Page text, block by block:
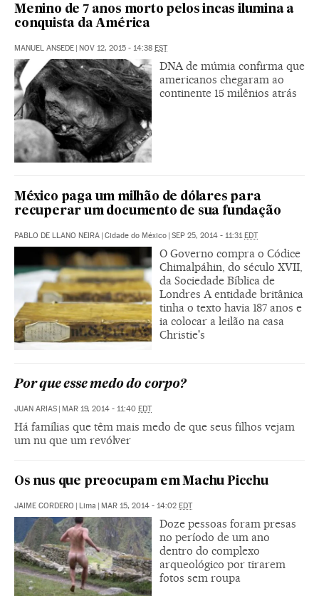
Menino de 7 anos morto pelos incas ilumina a
conquista da América
MANUEL ANSEDE | NOV 12, 2015 - 14:38 EST
DNA de múmia confirma que
americanos chegaram ao
continente 15 milênios atrás
México paga um milhão de dólares para
recuperar um documento de sua fundação
PABLO DE LLANO NEIRA | Cidade do México | SEP 25, 2014 - 11:31 EDT
O Governo compra o Códice
Chimalpáhin, do século XVII,
da Sociedade Bíblica de
Londres A entidade britânica
tinha o texto havia 187 anos e
ia colocar a leilão na casa
Christie's
Por que esse medo do corpo?
JUAN ARIAS | MAR 19, 2014 - 11:40 EDT
Há famílias que têm mais medo de que seus filhos vejam
um nu que um revólver
Os nus que preocupam em Machu Picchu
JAIME CORDERO | Lima | MAR 15, 2014 - 14:02 EDT
Doze pessoas foram presas
no período de um ano
dentro do complexo
arqueológico por tirarem
fotos sem roupa